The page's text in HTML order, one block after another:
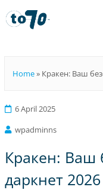
Home» Кракен: Ваш
6 April 2025
wpadminns
Кракен: Ваш
даркнет 2026